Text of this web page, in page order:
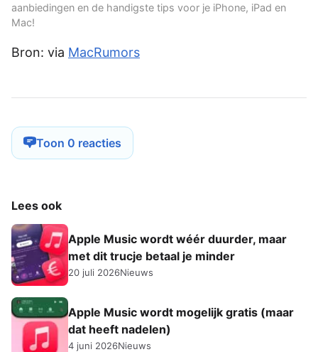
aanbiedingen en de handigste tips voor je iPhone, iPad en
Mac!
Bron: via MacRumors
Toon 0 reacties
Lees ook
Apple Music wordt wéér duurder, maar
met dit trucje betaal je minder
20 juli 2026Nieuws
Apple Music wordt mogelijk gratis (maar
dat heeft nadelen)
4 juni 2026Nieuws